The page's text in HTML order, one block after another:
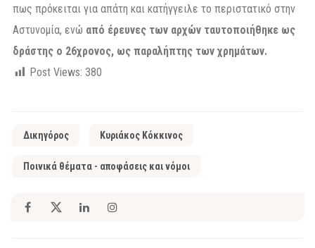
πως πρόκειται για απάτη και κατήγγειλε το περιστατικό στην
Αστυνομία, ενώ από έρευνες των αρχών ταυτοποιήθηκε ως
δράστης ο 26χρονος, ως παραλήπτης των χρημάτων.
Post Views: 380
Δικηγόρος Κυριάκος Κόκκινος
Ποινικά θέματα - αποφάσεις και νόμοι